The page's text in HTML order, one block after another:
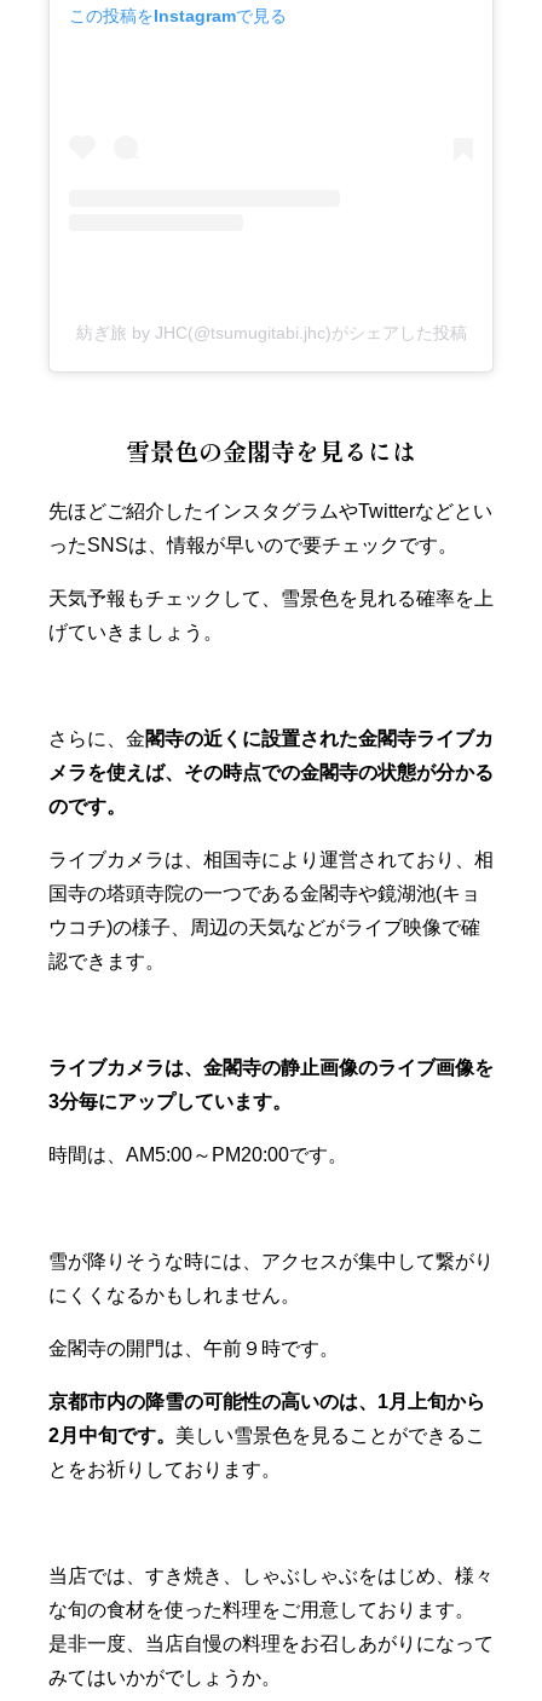
この投稿をInstagramで見る
紡ぎ旅 by JHC(@tsumugitabi.jhc)がシェアした投稿
雪景色の金閣寺を見るには
先ほどご紹介したインスタグラムやTwitterなどとい
ったSNSは、情報が早いので要チェックです。
天気予報もチェックして、雪景色を見れる確率を上
げていきましょう。
さらに、金閣寺の近くに設置された金閣寺ライブカ
メラを使えば、その時点での金閣寺の状態が分かる
のです。
ライブカメラは、相国寺により運営されており、相
国寺の塔頭寺院の一つである金閣寺や鏡湖池(キョ
ウコチ)の様子、周辺の天気などがライブ映像で確
認できます。
ライブカメラは、金閣寺の静止画像のライブ画像を
3分毎にアップしています。
時間は、AM5:00～PM20:00です。
雪が降りそうな時には、アクセスが集中して繋がり
にくくなるかもしれません。
金閣寺の開門は、午前９時です。
京都市内の降雪の可能性の高いのは、1月上旬から
2月中旬です。 美しい雪景色を見ることができるこ
とをお祈りしております。
当店では、すき焼き、しゃぶしゃぶをはじめ、様々
な旬の食材を使った料理をご用意しております。
是非一度、当店自慢の料理をお召しあがりになって
みてはいかがでしょうか。